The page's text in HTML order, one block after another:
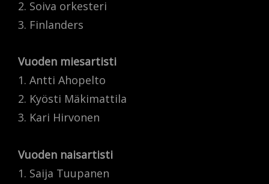
2. Soiva orkesteri
3. Finlanders
Vuoden miesartisti
1. Antti Ahopelto
2. Kyösti Mäkimattila
3. Kari Hirvonen
Vuoden naisartisti
1. Saija Tuupanen